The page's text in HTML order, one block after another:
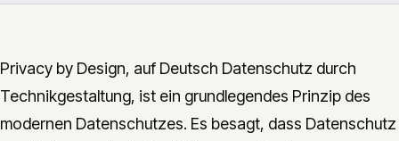
Get in touch
Privacy by Design, auf Deutsch Datenschutz durch
Technikgestaltung, ist ein grundlegendes Prinzip des
modernen Datenschutzes. Es besagt, dass Datenschutz